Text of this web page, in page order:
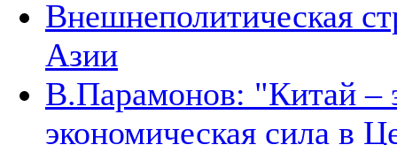
Внешнеполитическая
Азии
В.Парамонов: "Китай –
экономическая сила в